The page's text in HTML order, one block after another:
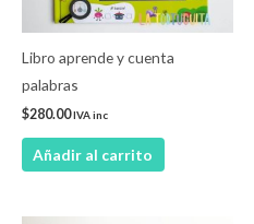
Libro aprende y cuenta
palabras
$280.00IVA inc
Añadir al carrito